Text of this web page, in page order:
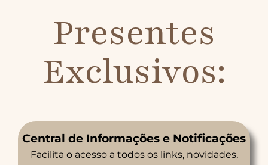
Presentes
Exclusivos:
Central de Informações e Notificações
Facilita o acesso a todos os links, novidades,